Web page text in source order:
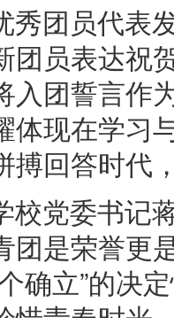
秀团员代表
团员表达祝
入团誓言作
体现在学习
搏回答时代
校党委书记
团是荣誉更
确立”的决